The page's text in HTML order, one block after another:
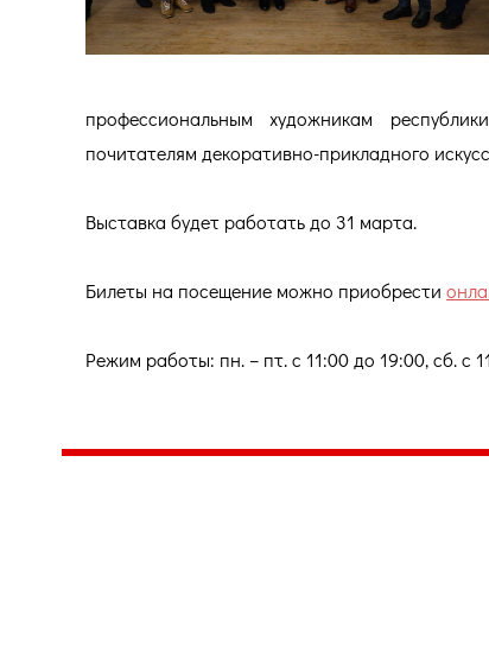
профессиональным художникам
почитателям декоративно-прикладного
Выставка будет работать до 31 марта.
Билеты на посещение можно приобрести
Режим работы: пн. – пт. с 11:00 до 19:00, сб. с